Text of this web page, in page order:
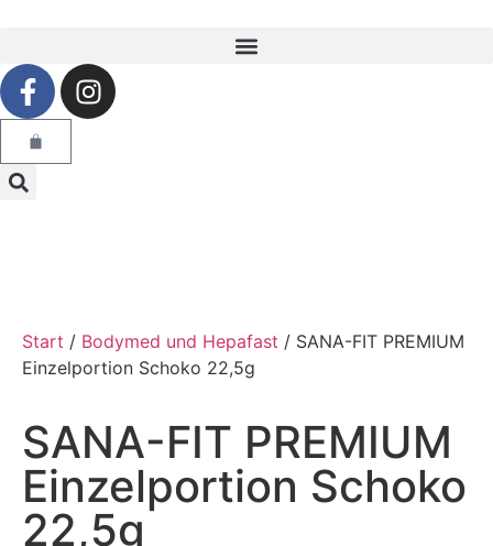
Start / Bodymed und Hepafast / SANA-FIT PREMIUM
Einzelportion Schoko 22,5g
SANA-FIT PREMIUM
Einzelportion Schoko
22,5g